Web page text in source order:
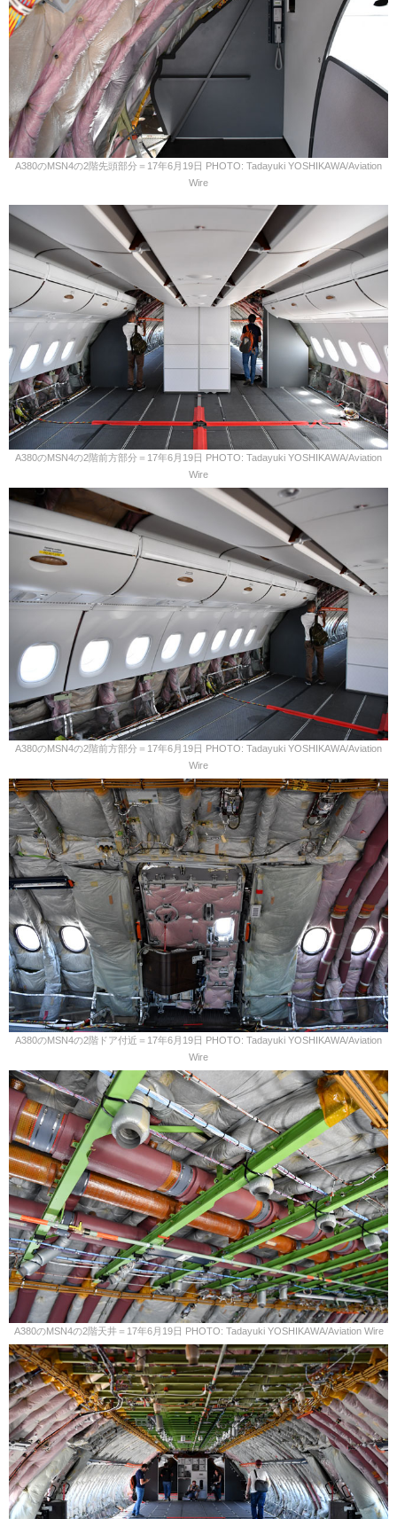
A380のMSN4の2階先頭部分＝17年6月19日 PHOTO: Tadayuki YOSHIKAWA/Aviation
Wire
A380のMSN4の2階前方部分＝17年6月19日 PHOTO: Tadayuki YOSHIKAWA/Aviation
Wire
A380のMSN4の2階前方部分＝17年6月19日 PHOTO: Tadayuki YOSHIKAWA/Aviation
Wire
A380のMSN4の2階ドア付近＝17年6月19日 PHOTO: Tadayuki YOSHIKAWA/Aviation
Wire
A380のMSN4の2階天井＝17年6月19日 PHOTO: Tadayuki YOSHIKAWA/Aviation Wire